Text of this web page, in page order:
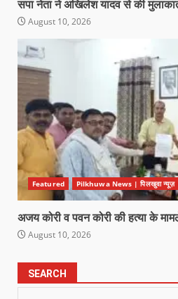
सपा नेता ने अखिलेश यादव से की
August 10, 2026
Featured Pilkhuwa News | पिलखुवा न्यूज़
अजय कोरी व पवन कोरी की हत्या के
August 10, 2026
SEARCH